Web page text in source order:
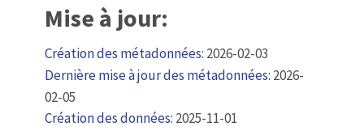
Mise à jour:
Création des métadonnées: 2026-02-03
Dernière mise à jour des métadonnées: 2026-
02-05
Création des données: 2025-11-01